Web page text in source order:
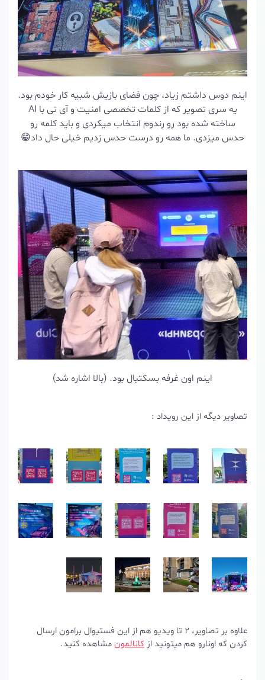
اینم دوس داشتم زیاد، چون فضای بازیش شبیه کار خودم بود.
یه سری تصویر که از کلمات تخصصی امنیت و آی تی با AI
ساخته شده بود رو رندوم انتخاب میکردی و باید کلمه رو
حدس میزدی. ما همه رو درست حدس زدیم خیلی حال داد😁
اینم اون غرفه بسکتبال بود. (بالا اشاره شد)
تصاویر دیگه از این رویداد :
علاوه بر تصاویر، 2 تا ویدیو هم از این فستیوال برامون ارسال
کردن که اونارو هم میتونید ازکانالمونمشاهده کنید.